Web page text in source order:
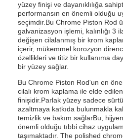
yüzey finişi ve dayanıklılığa
performansın en önemli olduğu
seçimdir.Bu Chrome Piston Rod
galvanizasyon işlemi, kalınlığı 3
değişen cilalanmış bir krom
içerir, mükemmel korozyon
özellikleri ve titiz bir kullanıma
bir yüzey sağlar.
Bu Chrome Piston Rod'un en
cilalı krom kaplama ile elde
finişidir.Parlak yüzey sadece
azaltmaya katkıda bulunmakla
temizlik ve bakım sağlarBu,
önemli olduğu tıbbi cihaz
taşımaktadır. The polished